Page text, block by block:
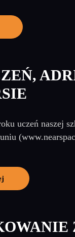
uczeń naszej